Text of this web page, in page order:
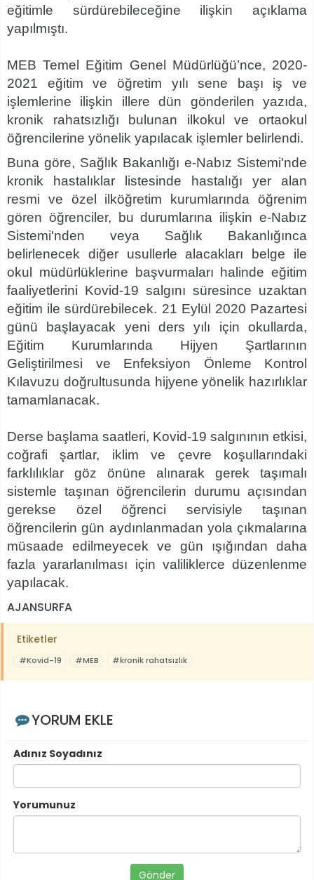
eğitimle sürdürebileceğine ilişkin açıklama
yapılmıştı.
MEB Temel Eğitim Genel Müdürlüğü’nce, 2020-
2021 eğitim ve öğretim yılı sene başı iş ve
işlemlerine ilişkin illere dün gönderilen yazıda,
kronik rahatsızlığı bulunan ilkokul ve ortaokul
öğrenci lerine yönelik yapılacak işlemler belirlendi.
Buna göre, Sağlık Bakanlığı e-Nabız Sistemi'nde
kronik hastalıklar listesinde hastalığı yer alan
resmi ve özel ilköğretim kurumlarında öğrenim
gören öğrenciler, bu durumlarına ilişkin e-Nabız
Sistemi'nden veya Sağlık Bakanlığınca
belirlenecek diğer usullerle alacakları belge ile
okul müdürlüklerine başvurmaları halinde eğitim
faaliyetlerini Kovid-19 salgını süresince uzaktan
eğitim ile sürdürebilecek. 21 Eylül 2020 Pazartesi
günü başlayacak yeni ders yılı için okullarda,
Eğitim Kurumlarında Hijyen Şartlarının
Geliştirilmesi ve Enfeksiyon Önleme Kontrol
Kılavuzu doğrultusunda hijyene yönelik hazırlıklar
tamamlanacak.
Derse başlama saatleri, Kovid-19 salgınının etkisi,
coğrafi şartlar, iklim ve çevre koşullarındaki
farklılıklar göz önüne alınarak gerek taşımalı
sistemle taşınan öğrencilerin durumu açısından
gerekse özel öğrenci servisiyle taşınan
öğrencilerin gün aydınlanmadan yola çıkmalarına
müsaade edilmeyecek ve gün ışığından daha
fazla yararlanılması için valiliklerce düzenlenme
yapılacak.
AJANSURFA
Etiketler
#Kovid-19 #MEB #kronik rahatsızlık
YORUM EKLE
Adınız Soyadınız
Yorumunuz
Gönder